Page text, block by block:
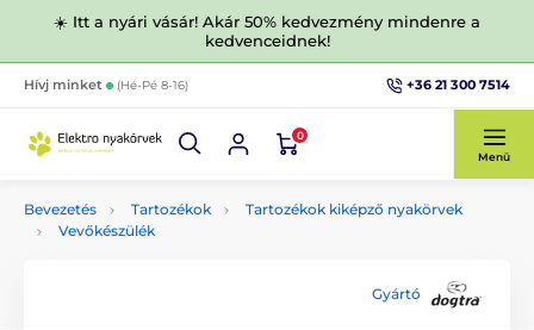
☀️ Itt a nyári vásár! Akár 50% kedvezmény mindenre a
kedvenceidnek!
Hívj minket (Hé-Pé 8-16) +36 21 300 7514
0
Menü
Bevezetés Tartozékok
Tartozékok kiképző nyakörvek
Vevőkészülék
Gyártó